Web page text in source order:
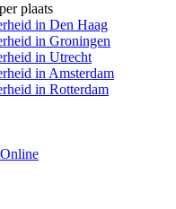
plaats
in Den Haag
in Groningen
in Utrecht
in Amsterdam
in Rotterdam